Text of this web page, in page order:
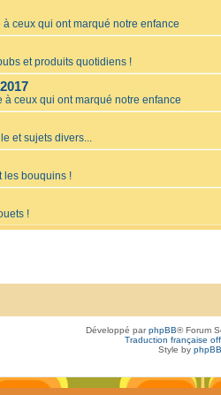
à ceux qui ont marqué notre enfance
et produits quotidiens !
à ceux qui ont marqué notre enfance
et sujets divers...
les bouquins !
!
Développé parphpBB® Forum
Traduction française
Style by